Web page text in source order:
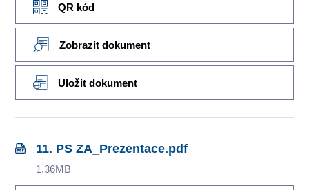
QR kód
Zobrazit dokument
Uložit dokument
11. PS ZA_Prezentace.pdf
1.36MB